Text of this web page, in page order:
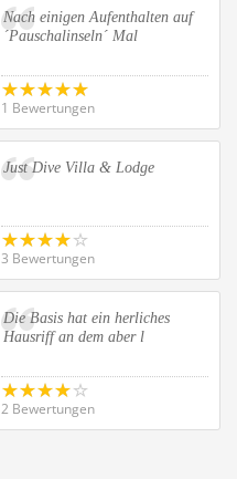
Nach einigen Aufenthalten auf
´Pauschalinseln´ Mal
1 Bewertungen
Just Dive Villa & Lodge
3 Bewertungen
Die Basis hat ein herliches
Hausriff an dem aber l
2 Bewertungen